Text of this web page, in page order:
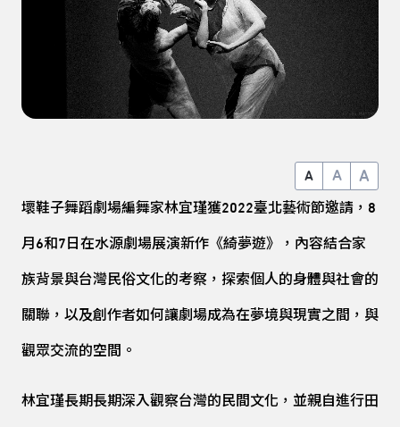
A A A
壞鞋子舞蹈劇場編舞家林宜瑾獲2022臺北藝術節邀請，8
月6和7日在水源劇場展演新作《綺夢遊》，內容結合家
族背景與台灣民俗文化的考察，探索個人的身體與社會的
關聯，以及創作者如何讓劇場成為在夢境與現實之間，與
觀眾交流的空間。
林宜瑾長期長期深入觀察台灣的民間文化 ，並親自進行田